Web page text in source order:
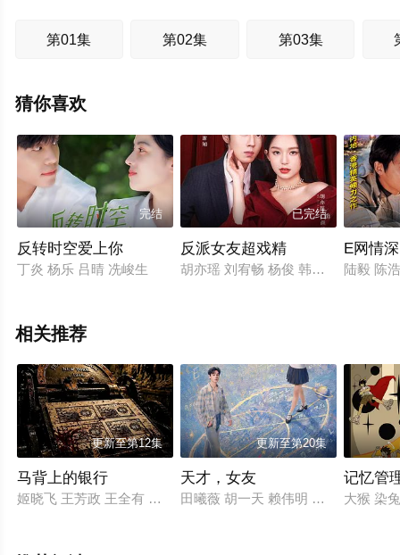
第01集 第02集 第03集
猜你喜欢
完结
反转时空爱上你
丁炎 杨乐 吕晴 冼峻生
已完结
反派女友超戏精
胡亦瑶 刘宥畅 杨俊 韩幸吟
E网情深
陆毅 陈
相关推荐
更新至第12集
马背上的银行
姬晓飞 王芳政 王全有 阎妮 郭烁杰 杜志国 郑卫莉 周舟 Zhou
更新至第20集
天才，女友
田曦薇 胡一天 赖伟明 安沺 夏浩然
记忆管
大猴 染